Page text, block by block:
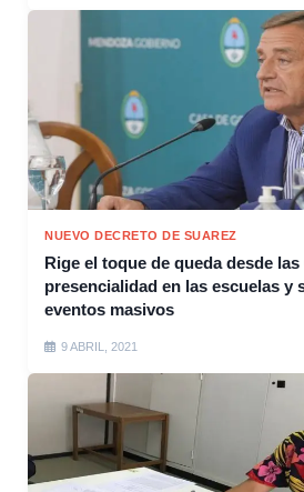
NUEVO DECRETO DE SUAREZ
Rige el toque de queda desde las
presencialidad en las escuelas y
eventos masivos
9 ABRIL, 2021